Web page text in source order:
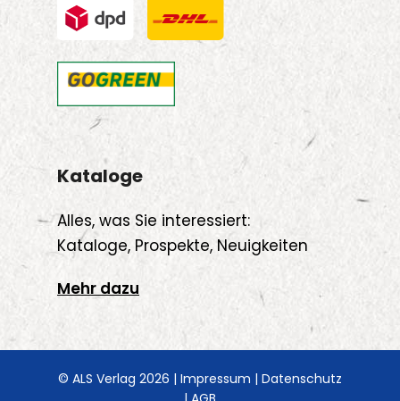
Kataloge
Alles, was Sie interessiert:
Kataloge, Prospekte, Neuigkeiten
Mehr dazu
© ALS Verlag 2026 | Impressum | Datenschutz